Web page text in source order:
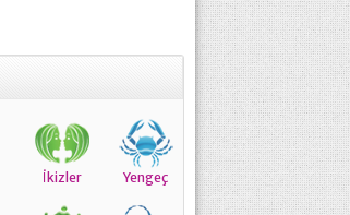
İkizler Yengeç